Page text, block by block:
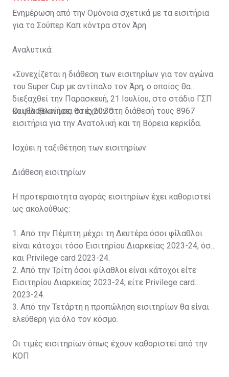
Ενημέρωση από την Ομόνοια σχετικά με τα εισιτήρια
για το Σούπερ Καπ κόντρα στον Άρη.
Αναλυτικά:
«Συνεχίζεται η διάθεση των εισιτηρίων για τον αγώνα
του Super Cup με αντίπαλο τον Άρη, ο οποίος θα
διεξαχθεί την Παρασκευή, 21 Ιουλίου, στο στάδιο ΓΣΠ
και θα ξεκινήσει στις 20:30.
Οι φίλαθλοί μας θα έχουν στη διάθεσή τους 8967
εισιτήρια για την Ανατολική και τη Βόρεια κερκίδα.
Ισχύει η ταξιθέτηση των εισιτηρίων.
Διάθεση εισιτηρίων
Η προτεραιότητα αγοράς εισιτηρίων έχει καθοριστεί
ως ακολούθως:
1. Από την Πέμπτη μέχρι τη Δευτέρα όσοι φίλαθλοι
είναι κάτοχοι τόσο Εισιτηρίου Διαρκείας 2023-24, όσο
και Privilege card 2023-24.
2. Από την Τρίτη όσοι φίλαθλοι είναι κάτοχοι είτε
Εισιτηρίου Διαρκείας 2023-24, είτε Privilege card
2023-24.
3. Από την Τετάρτη η προπώληση εισιτηρίων θα είναι
ελεύθερη για όλο τον κόσμο.
Οι τιμές εισιτηρίων όπως έχουν καθοριστεί από την
ΚΟΠ